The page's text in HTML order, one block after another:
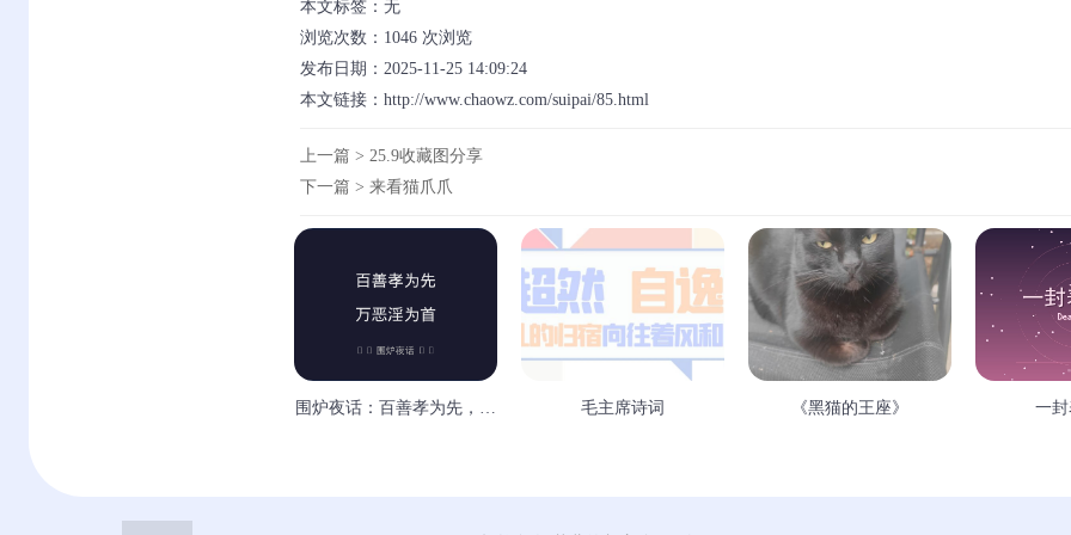
本文标签：无
浏览次数： 1046 次浏览
发布日期：2025-11-25 14:09:24
本文链接： http://www.chaowz.com/suipai/85.html
上一篇 > 25.9收藏图分享
下一篇 > 来看猫爪爪
围炉夜话：百善孝为先，万
毛主席诗词 《黑猫的王座》 一